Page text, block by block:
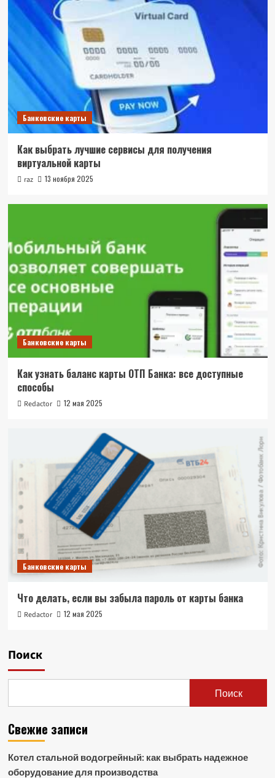
Банковские карты
Как выбрать лучшие сервисы для получения
виртуальной карты
raz 13 ноября 2025
Банковские карты
Как узнать баланс карты ОТП Банка: все доступные
способы
Redactor 12 мая 2025
Банковские карты
Что делать, если вы забыла пароль от карты банка
Redactor 12 мая 2025
Поиск
Поиск
Свежие записи
Котел стальной водогрейный: как выбрать надежное
оборудование для производства